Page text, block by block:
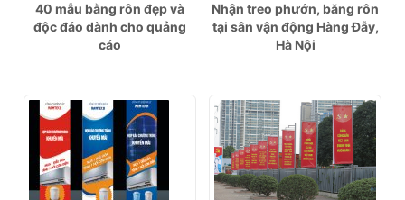
40 mẫu bằng rôn đẹp và
độc đáo dành cho quảng
cáo
Nhận treo phướn, băng rôn
tại sân vận động Hàng Đẫy,
Hà Nội